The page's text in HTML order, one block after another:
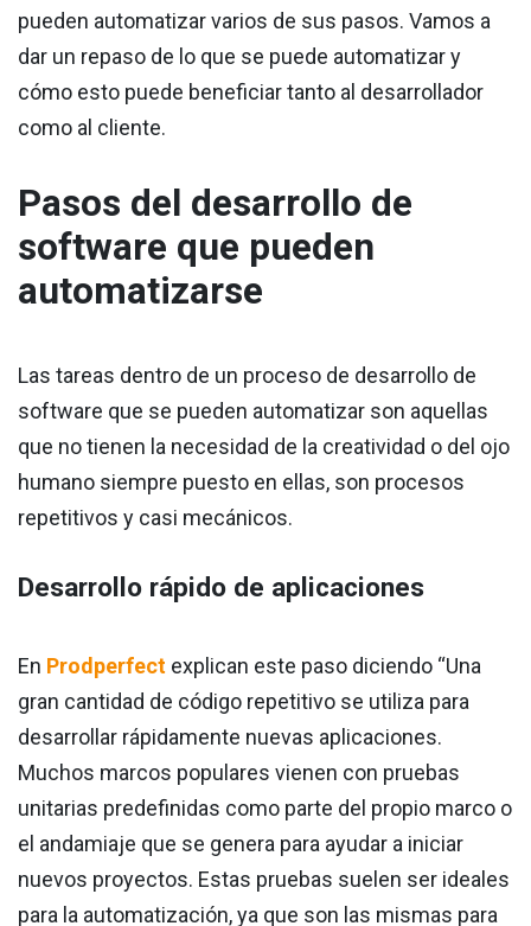
pueden automatizar varios de sus pasos. Vamos a
dar un repaso de lo que se puede automatizar y
cómo esto puede beneficiar tanto al desarrollador
como al cliente.
Pasos del desarrollo de
software que pueden
automatizarse
Las tareas dentro de un proceso de desarrollo de
software que se pueden automatizar son aquellas
que no tienen la necesidad de la creatividad o del ojo
humano siempre puesto en ellas, son procesos
repetitivos y casi mecánicos.
Desarrollo rápido de aplicaciones
En Prodperfect explican este paso diciendo “Una
gran cantidad de código repetitivo se utiliza para
desarrollar rápidamente nuevas aplicaciones.
Muchos marcos populares vienen con pruebas
unitarias predefinidas como parte del propio marco o
el andamiaje que se genera para ayudar a iniciar
nuevos proyectos. Estas pruebas suelen ser ideales
para la automatización, ya que son las mismas para